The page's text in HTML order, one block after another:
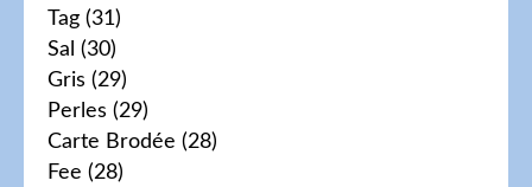
Tag (31)
Sal (30)
Gris (29)
Perles (29)
Carte Brodée (28)
Fee (28)